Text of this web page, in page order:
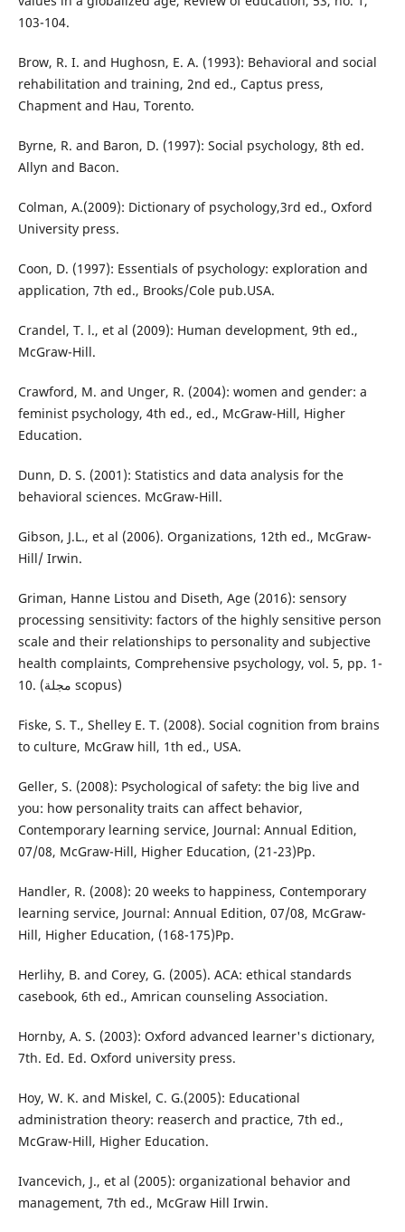
103-104.
Brow, R. I. and Hughosn, E. A. (1993): Behavioral and social
rehabilitation and training, 2nd ed., Captus press,
Chapment and Hau, Torento.
Byrne, R. and Baron, D. (1997): Social psychology, 8th ed.
Allyn and Bacon.
Colman, A.(2009): Dictionary of psychology,3rd ed., Oxford
University press.
Coon, D. (1997): Essentials of psychology: exploration and
application, 7th ed., Brooks/Cole pub.USA.
Crandel, T. l., et al (2009): Human development, 9th ed.,
McGraw-Hill.
Crawford, M. and Unger, R. (2004): women and gender: a
feminist psychology, 4th ed., ed., McGraw-Hill, Higher
Education.
Dunn, D. S. (2001): Statistics and data analysis for the
behavioral sciences. McGraw-Hill.
Gibson, J.L., et al (2006). Organizations, 12th ed., McGraw-
Hill/ Irwin.
Griman, Hanne Listou and Diseth, Age (2016): sensory
processing sensitivity: factors of the highly sensitive person
scale and their relationships to personality and subjective
health complaints, Comprehensive psychology, vol. 5, pp. 1-
10. (مجلة scopus)
Fiske, S. T., Shelley E. T. (2008). Social cognition from brains
to culture, McGraw hill, 1th ed., USA.
Geller, S. (2008): Psychological of safety: the big live and
you: how personality traits can affect behavior,
Contemporary learning service, Journal: Annual Edition,
07/08, McGraw-Hill, Higher Education, (21-23)Pp.
Handler, R. (2008): 20 weeks to happiness, Contemporary
learning service, Journal: Annual Edition, 07/08, McGraw-
Hill, Higher Education, (168-175)Pp.
Herlihy, B. and Corey, G. (2005). ACA: ethical standards
casebook, 6th ed., Amrican counseling Association.
Hornby, A. S. (2003): Oxford advanced learner's dictionary,
7th. Ed. Ed. Oxford university press.
Hoy, W. K. and Miskel, C. G.(2005): Educational
administration theory: reaserch and practice, 7th ed.,
McGraw-Hill, Higher Education.
Ivancevich, J., et al (2005): organizational behavior and
management, 7th ed., McGraw Hill Irwin.